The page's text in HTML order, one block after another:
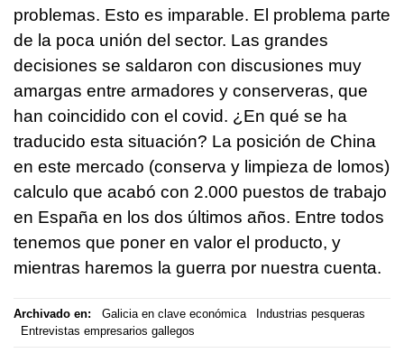
problemas. Esto es imparable. El problema parte
de la poca unión del sector. Las grandes
decisiones se saldaron con discusiones muy
amargas entre armadores y conserveras, que
han coincidido con el covid. ¿En qué se ha
traducido esta situación? La posición de China
en este mercado (conserva y limpieza de lomos)
calculo que acabó con 2.000 puestos de trabajo
en España en los dos últimos años. Entre todos
tenemos que poner en valor el producto, y
mientras haremos la guerra por nuestra cuenta.
Archivado en: Galicia en clave económica
Industrias pesqueras
Entrevistas empresarios gallegos